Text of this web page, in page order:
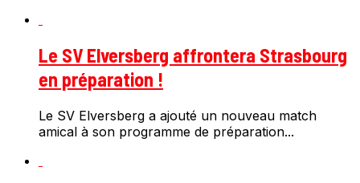
Le SV Elversberg affrontera Strasbourg
en préparation !
Le SV Elversberg a ajouté un nouveau match
amical à son programme de préparation...